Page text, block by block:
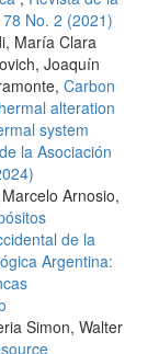
No. 2 (2021)
María Clara
Joaquín
Carbon
alteration
system
la Asociación
Arnosio,
de la
Argentina:
Simon, Walter